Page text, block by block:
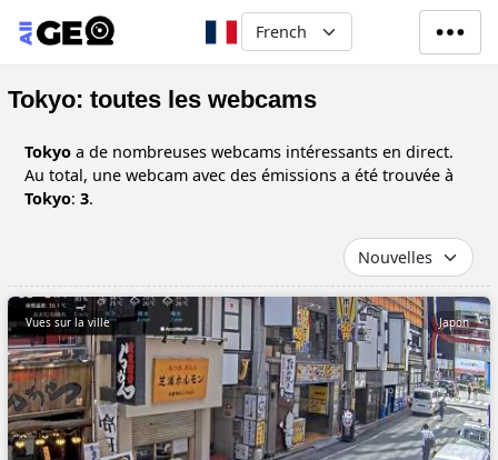
Aller au contenu principal
Select your language
Tokyo: toutes les webcams
Tokyo a de nombreuses webcams intéressants en direct.
Au total, une webcam avec des émissions a été trouvée à
Tokyo: 3.
Vues sur la ville Japon